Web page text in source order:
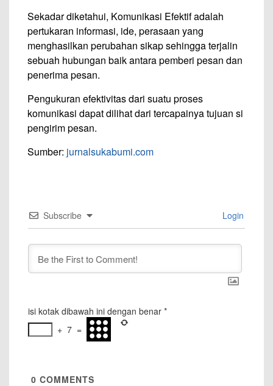
Sekadar diketahui, Komunikasi Efektif adalah
pertukaran informasi, ide, perasaan yang
menghasilkan perubahan sikap sehingga terjalin
sebuah hubungan baik antara pemberi pesan dan
penerima pesan.
Pengukuran efektivitas dari suatu proses
komunikasi dapat dilihat dari tercapainya tujuan si
pengirim pesan.
Sumber: jurnalsukabumi.com
Subscribe Login
isi kotak dibawah ini dengan benar *
+ 7 =
0 COMMENTS